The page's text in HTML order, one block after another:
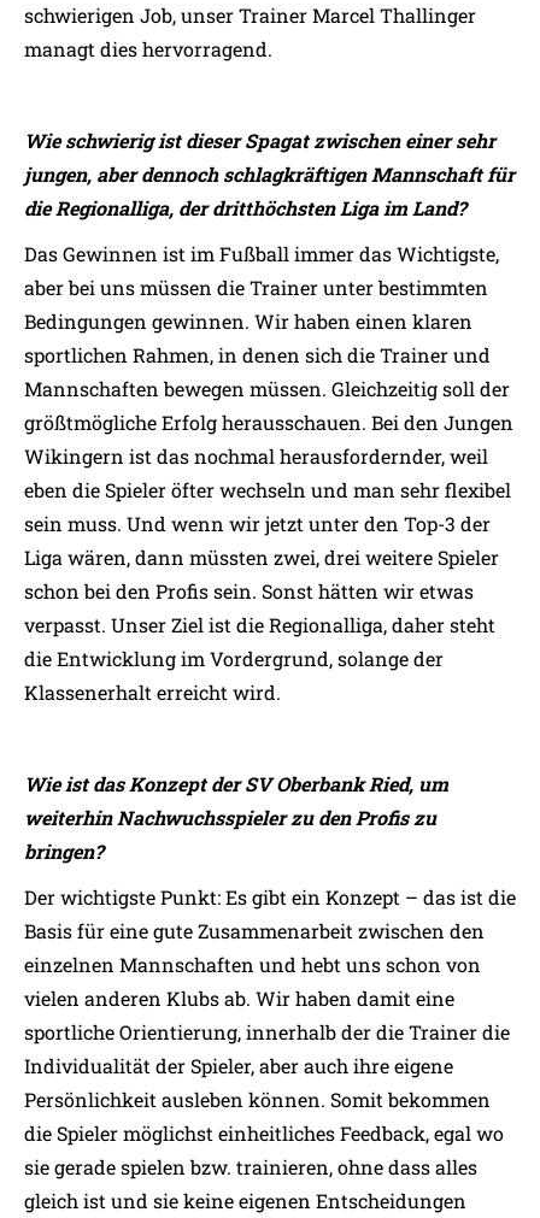
schwierigen Job, unser Trainer Marcel Thallinger
managt dies hervorragend.
Wie schwierig ist dieser Spagat zwischen einer sehr
jungen, aber dennoch schlagkräftigen Mannschaft für
die Regionalliga, der dritthöchsten Liga im Land?
Das Gewinnen ist im Fußball immer das Wichtigste,
aber bei uns müssen die Trainer unter bestimmten
Bedingungen gewinnen. Wir haben einen klaren
sportlichen Rahmen, in denen sich die Trainer und
Mannschaften bewegen müssen. Gleichzeitig soll der
größtmögliche Erfolg herausschauen. Bei den Jungen
Wikingern ist das nochmal herausfordernder, weil
eben die Spieler öfter wechseln und man sehr flexibel
sein muss. Und wenn wir jetzt unter den Top-3 der
Liga wären, dann müssten zwei, drei weitere Spieler
schon bei den Profis sein. Sonst hätten wir etwas
verpasst. Unser Ziel ist die Regionalliga, daher steht
die Entwicklung im Vordergrund, solange der
Klassenerhalt erreicht wird.
Wie ist das Konzept der SV Oberbank Ried, um
weiterhin Nachwuchsspieler zu den Profis zu
bringen?
Der wichtigste Punkt: Es gibt ein Konzept – das ist die
Basis für eine gute Zusammenarbeit zwischen den
einzelnen Mannschaften und hebt uns schon von
vielen anderen Klubs ab. Wir haben damit eine
sportliche Orientierung, innerhalb der die Trainer die
Individualität der Spieler, aber auch ihre eigene
Persönlichkeit ausleben können. Somit bekommen
die Spieler möglichst einheitliches Feedback, egal wo
sie gerade spielen bzw. trainieren, ohne dass alles
gleich ist und sie keine eigenen Entscheidungen